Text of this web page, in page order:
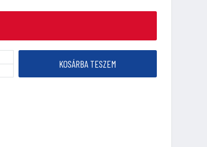
KOSÁRBA TESZEM